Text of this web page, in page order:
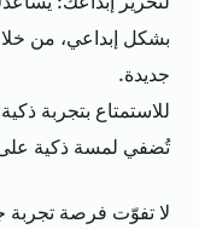
بشكل إبداعي، من
جديدة.
للاستمتاع بتجربة
تُضفي لمسة ذكية على
لا تفوّت فرصة تجربة